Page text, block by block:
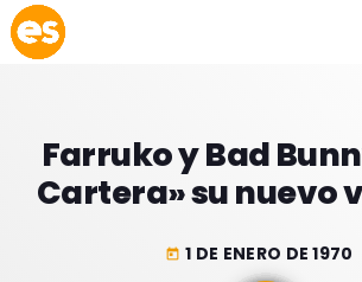
play_arrow EMISIÓN LA PAZ
Farruko y Bad
Cartera» su nuevo
today 1 DE ENERO DE 1970